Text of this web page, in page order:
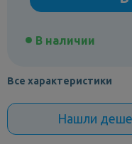
В наличии
Все характеристики
Нашли